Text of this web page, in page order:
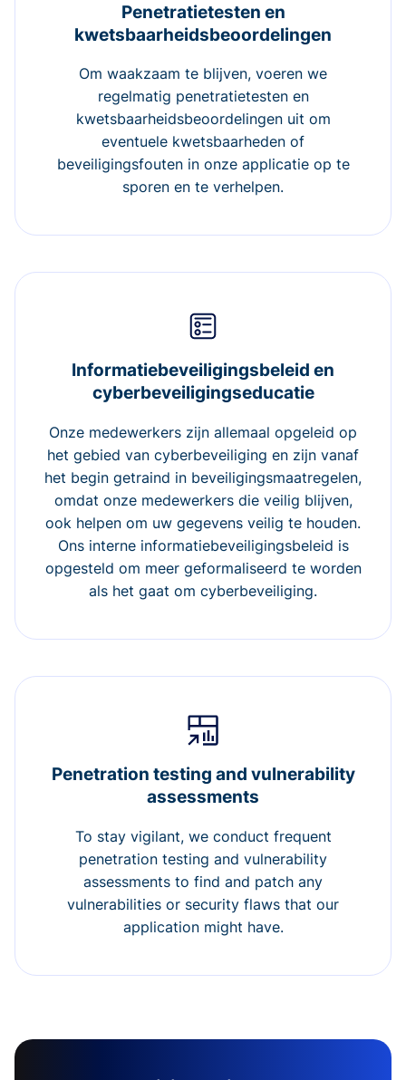
Penetratietesten en
kwetsbaarheidsbeoordelingen
Om waakzaam te blijven, voeren we
regelmatig penetratietesten en
kwetsbaarheidsbeoordelingen uit om
eventuele kwetsbaarheden of
beveiligingsfouten in onze applicatie op te
sporen en te verhelpen.
Informatiebeveiligingsbeleid en
cyberbeveiligingseducatie
Onze medewerkers zijn allemaal opgeleid op
het gebied van cyberbeveiliging en zijn vanaf
het begin getraind in beveiligingsmaatregelen,
omdat onze medewerkers die veilig blijven,
ook helpen om uw gegevens veilig te houden.
Ons interne informatiebeveiligingsbeleid is
opgesteld om meer geformaliseerd te worden
als het gaat om cyberbeveiliging.
Penetration testing and vulnerability
assessments
To stay vigilant, we conduct frequent
penetration testing and vulnerability
assessments to find and patch any
vulnerabilities or security flaws that our
application might have.